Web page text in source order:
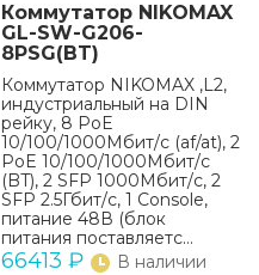
Коммутатор NIKOMAX
GL-SW-G206-
8PSG(BT)
Коммутатор NIKOMAX ,L2,
индустриальный на DIN
рейку, 8 PoE
10/100/1000Мбит/с (af/at), 2
PoE 10/100/1000Мбит/с
(BT), 2 SFP 1000Мбит/с, 2
SFP 2.5Гбит/с, 1 Console,
питание 48В (блок
питания поставляетс…
66413 ₽ В наличии